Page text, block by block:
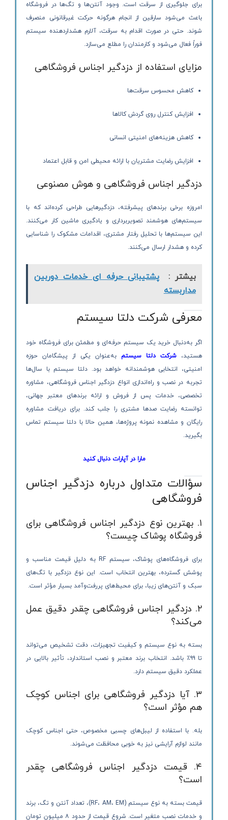
برای جلوگیری از سرقت است. وجود آنتن‌ها و تگ‌ها در فروشگاه
باعث می‌شود سارقین از انجام هرگونه حرکت غیرقانونی منصرف
شوند. حتی در صورت اقدام به سرقت، آلارم هشداردهنده سیستم
فوراً فعال می‌شود و کارمندان را مطلع می‌سازد.
مزایای استفاده از دزدگیر اجناس فروشگاهی
کاهش محسوس سرقت‌ها
افزایش کنترل روی گردش کالاها
کاهش هزینه‌های امنیتی انسانی
افزایش رضایت مشتریان با ارائه محیطی امن و قابل اعتماد
دزدگیر اجناس فروشگاهی و هوش مصنوعی
امروزه برخی برندهای پیشرفته، دزدگیرهایی طراحی کرده‌اند که با
سیستم‌های هوشمند تصویربرداری و یادگیری ماشین کار می‌کنند.
این سیستم‌ها با تحلیل رفتار مشتری، اقدامات مشکوک را شناسایی
کرده و هشدار ارسال می‌کنند.
بیشتر :
پشتیبانی حرفه ای خدمات دوربین
مداربسته
معرفی شرکت دلتا سیستم
اگر به‌دنبال خرید یک سیستم حرفه‌ای و مطمئن برای فروشگاه خود
هستید،شرکت دلتا سیستم به‌عنوان یکی از پیشگامان حوزه
امنیتی، انتخابی هوشمندانه خواهد بود. دلتا سیستم با سال‌ها
تجربه در نصب و راه‌اندازی انواع دزدگیر اجناس فروشگاهی، مشاوره
تخصصی، خدمات پس از فروش و ارائه برندهای معتبر جهانی،
توانسته رضایت صدها مشتری را جلب کند. برای دریافت مشاوره
رایگان و مشاهده نمونه پروژه‌ها، همین حالا با دلتا سیستم تماس
بگیرید.
مارا در آپارات دنبال کنید
سؤالات متداول درباره دزدگیر اجناس
فروشگاهی
۱. بهترین نوع دزدگیر اجناس فروشگاهی برای
فروشگاه پوشاک چیست؟
برای فروشگاه‌های پوشاک، سیستم RF به دلیل قیمت مناسب و
پوشش گسترده، بهترین انتخاب است. این نوع دزدگیر با تگ‌های
سبک و آنتن‌های زیبا، برای محیط‌های پررفت‌وآمد بسیار مؤثر است.
۲. دزدگیر اجناس فروشگاهی چقدر دقیق عمل
می‌کند؟
بسته به نوع سیستم و کیفیت تجهیزات، دقت تشخیص می‌تواند
تا ۹۹٪ باشد. انتخاب برند معتبر و نصب استاندارد، تأثیر بالایی در
عملکرد دقیق سیستم دارد.
۳. آیا دزدگیر فروشگاهی برای اجناس کوچک
هم مؤثر است؟
بله. با استفاده از لیبل‌های چسبی مخصوص، حتی اجناس کوچک
مانند لوازم آرایشی نیز به خوبی محافظت می‌شوند.
۴. قیمت دزدگیر اجناس فروشگاهی چقدر
است؟
قیمت بسته به نوع سیستم (RF، AM، EM)، تعداد آنتن و تگ، برند
و خدمات نصب متغیر است. شروع قیمت از حدود ۸ میلیون تومان